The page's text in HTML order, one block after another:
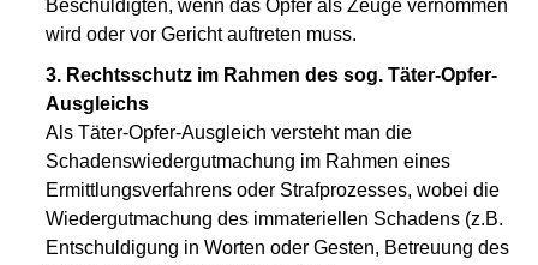
Beschuldigten, wenn das Opfer als Zeuge vernommen
wird oder vor Gericht auftreten muss.
3. Rechtsschutz im Rahmen des sog. Täter-Opfer-
Ausgleichs
Als Täter-Opfer-Ausgleich versteht man die
Schadenswiedergutmachung im Rahmen eines
Ermittlungsverfahrens oder Strafprozesses, wobei die
Wiedergutmachung des immateriellen Schadens (z.B.
Entschuldigung in Worten oder Gesten, Betreuung des